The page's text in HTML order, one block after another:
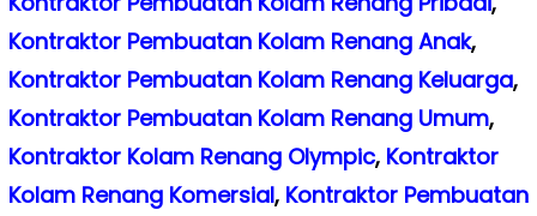
Kontraktor Pembuatan Kolam Renang Anak,
Kontraktor Pembuatan Kolam Renang Keluarga,
Kontraktor Pembuatan Kolam Renang Umum,
Kontraktor Kolam Renang Olympic, Kontraktor
Kolam Renang Komersial, Kontraktor Pembuatan